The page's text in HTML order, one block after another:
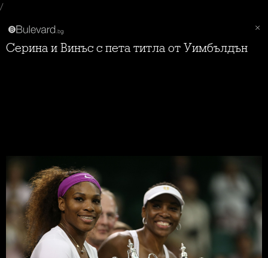
/
Серина и Винъс с пета титла от Уимбълдън